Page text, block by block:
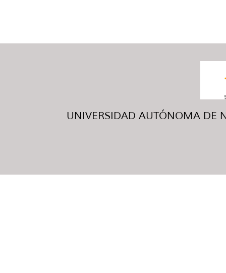
UNIVERSIDAD AUTÓNOMA DE